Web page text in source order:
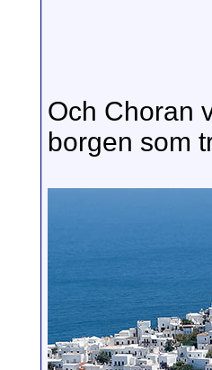
Och Choran
borgen som